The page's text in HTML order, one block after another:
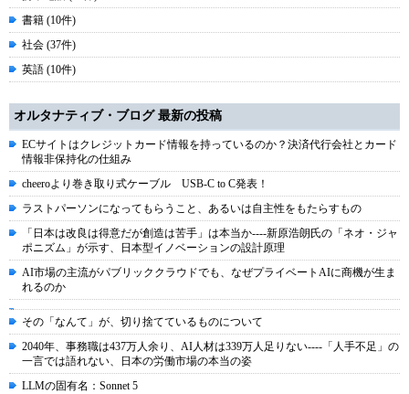
書籍 (10件)
社会 (37件)
英語 (10件)
オルタナティブ・ブログ 最新の投稿
ECサイトはクレジットカード情報を持っているのか？決済代行会社とカード
情報非保持化の仕組み
cheeroより巻き取り式ケーブル USB-C to C発表！
ラストパーソンになってもらうこと、あるいは自主性をもたらすもの
「日本は改良は得意だが創造は苦手」は本当か----新原浩朗氏の「ネオ・ジャ
ポニズム」が示す、日本型イノベーションの設計原理
AI市場の主流がパブリッククラウドでも、なぜプライベートAIに商機が生ま
れるのか
その「なんて」が、切り捨てているものについて
2040年、事務職は437万人余り、AI人材は339万人足りない----「人手不足」の
一言では語れない、日本の労働市場の本当の姿
LLMの固有名：Sonnet 5